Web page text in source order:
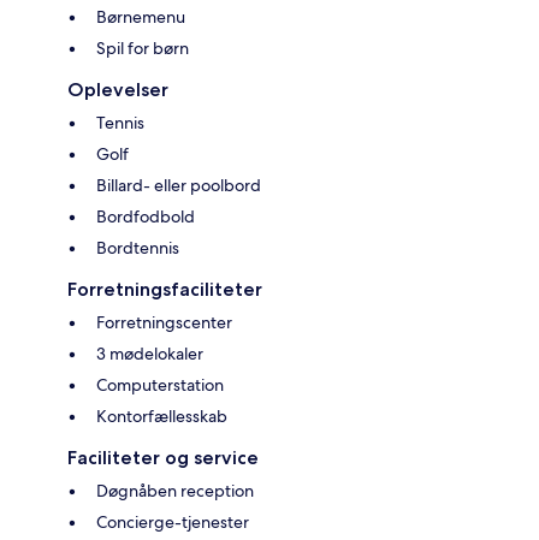
Børnemenu
Spil for børn
Oplevelser
Tennis
Golf
Billard- eller poolbord
Bordfodbold
Bordtennis
Forretningsfaciliteter
Forretningscenter
3 mødelokaler
Computerstation
Kontorfællesskab
Faciliteter og service
Døgnåben reception
Concierge-tjenester